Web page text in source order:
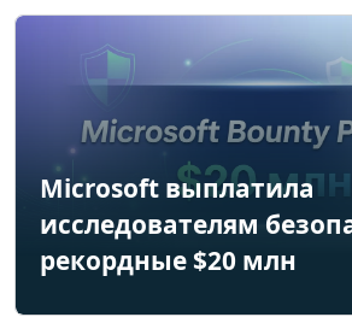
Microsoft выплатила
исследователям
рекордные $20 млн